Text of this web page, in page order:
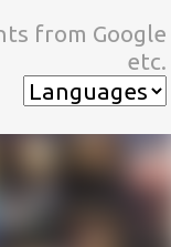
テンツに移動
from Google
etc.